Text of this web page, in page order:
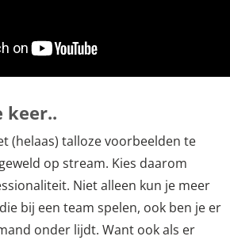
keer..
(helaas) talloze voorbeelden te
op stream. Kies daarom
Niet alleen kun je meer
bij een team spelen, ook ben je er
onder lijdt. Want ook als er